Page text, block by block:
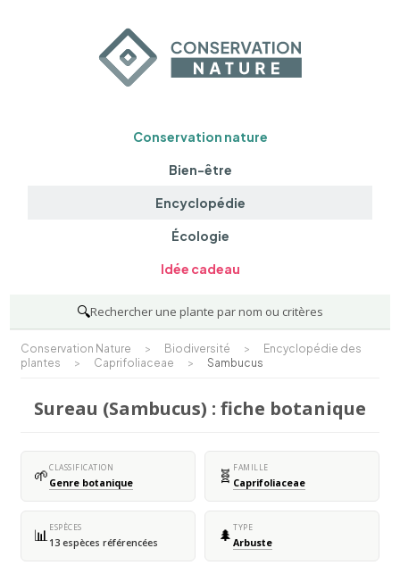
Conservation nature
Bien-être
Encyclopédie
Écologie
Idée cadeau
🔍Rechercher une plante par nom ou critères
Conservation Nature > Biodiversité >
Encyclopédie des
plantes
> Caprifoliaceae > Sambucus
Sureau (Sambucus) : fiche botanique
🌱CLASSIFICATION
Genre botanique 🧬 FAMILLE
Caprifoliaceae
📊ESPÈCES
13 espèces référencées 🌲 TYPE
Arbuste